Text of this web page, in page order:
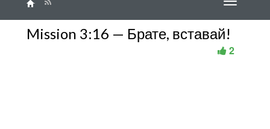
Mission 3:16 — Брате, вставай!
2